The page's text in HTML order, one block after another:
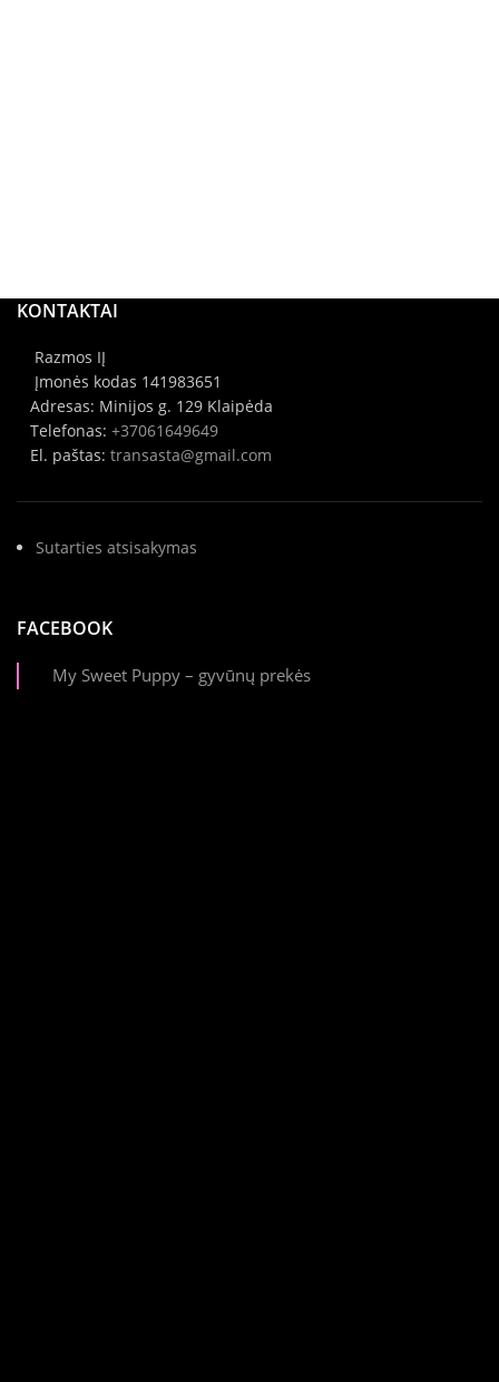
KONTAKTAI
Razmos IĮ
Įmonės kodas 141983651
Adresas: Minijos g. 129 Klaipėda
Telefonas: +37061649649
El. paštas: transasta@gmail.com
Sutarties atsisakymas
FACEBOOK
My Sweet Puppy – gyvūnų prekės